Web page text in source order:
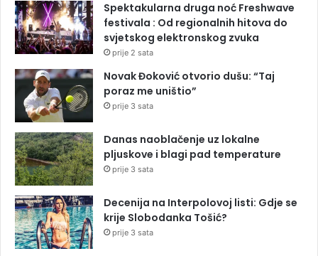
Spektakularna druga noć Freshwave
festivala : Od regionalnih hitova do
svjetskog elektronskog zvuka
prije 2 sata
Novak Đoković otvorio dušu: “Taj
poraz me uništio”
prije 3 sata
Danas naoblačenje uz lokalne
pljuskove i blagi pad temperature
prije 3 sata
Decenija na Interpolovoj listi: Gdje se
krije Slobodanka Tošić?
prije 3 sata